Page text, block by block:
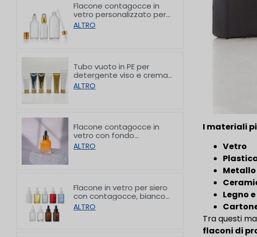
Flacone contagocce in
vetro personalizzato per
oli essenziali, per il
confezionamento di
ALTRO
Tubo vuoto in PE per
detergente viso e crema
mani con tappi in bambù
da 50/80/100/150 g
ALTRO
Flacone contagocce in
vetro con fondo
spessorato graduale
personalizzato da 30 ml
ALTRO
Flacone in vetro per siero
con contagocce, bianco
satinato e con spalla
piatta, da
ALTRO
I materiali
Vetro
Legno
Tra questi
flaconi di